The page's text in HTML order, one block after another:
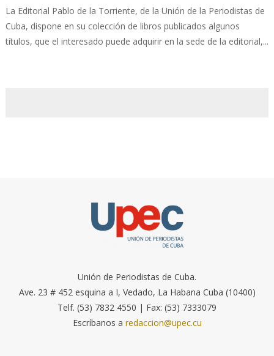
La Editorial Pablo de la Torriente, de la Unión de la Periodistas de
Cuba, dispone en su colección de libros publicados algunos
títulos, que el interesado puede adquirir en la sede de la editorial,...
Unión de Periodistas de Cuba.
Ave. 23 # 452 esquina a I, Vedado, La Habana Cuba (10400)
Telf. (53) 7832 4550 | Fax: (53) 7333079
Escríbanos a redaccion@upec.cu